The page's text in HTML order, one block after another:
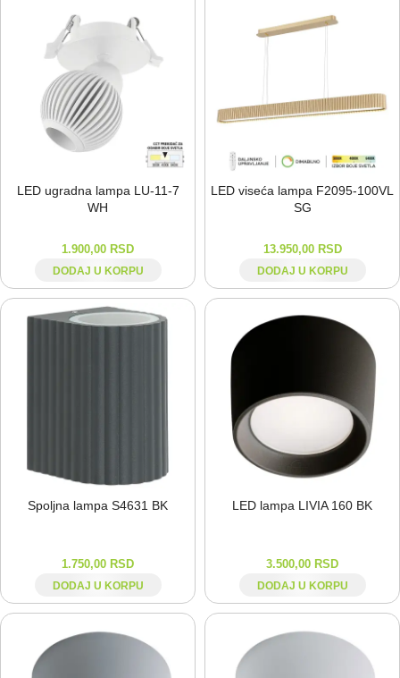
LED ugradna lampa LU-⁠11-⁠7
WH
1.900,00 RSD
DODAJ U KORPU
LED viseća lampa F2095-⁠100VL
SG
13.950,00 RSD
DODAJ U KORPU
Spoljna lampa S4631 BK
1.750,00 RSD
DODAJ U KORPU
LED lampa LIVIA 160 BK
3.500,00 RSD
DODAJ U KORPU